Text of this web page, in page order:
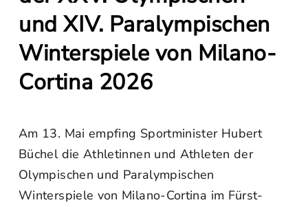
und XIV. Paralympischen
Winterspiele von Milano-
Cortina 2026
Am 13. Mai empfing Sportminister Hubert
Büchel die Athletinnen und Athleten der
Olympischen und Paralympischen
Winterspiele von Milano-Cortina im Fürst-